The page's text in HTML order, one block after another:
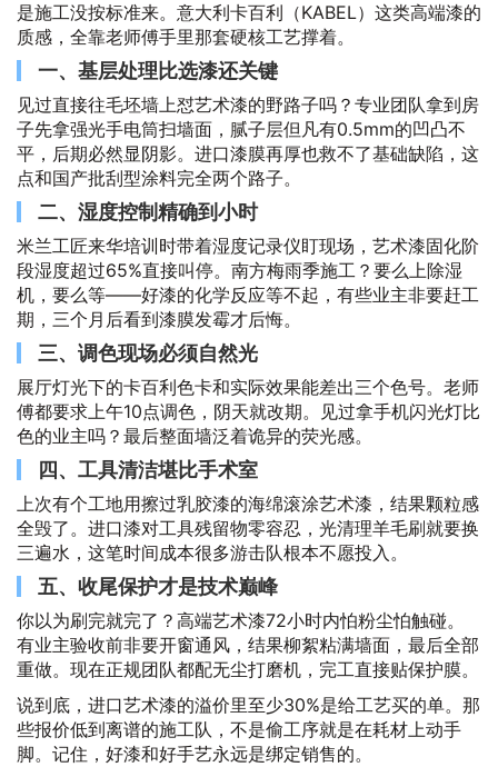
是施工没按标准来。意大利卡百利（KABEL）这类高端漆的
质感，全靠老师傅手里那套硬核工艺撑着。
一、基层处理比选漆还关键
见过直接往毛坯墙上怼艺术漆的野路子吗？专业团队拿到房
子先拿强光手电筒扫墙面，腻子层但凡有0.5mm的凹凸不
平，后期必然显阴影。进口漆膜再厚也救不了基础缺陷，这
点和国产批刮型涂料完全两个路子。
二、湿度控制精确到小时
米兰工匠来华培训时带着湿度记录仪盯现场，艺术漆固化阶
段湿度超过65%直接叫停。南方梅雨季施工？要么上除湿
机，要么等——好漆的化学反应等不起，有些业主非要赶工
期，三个月后看到漆膜发霉才后悔。
三、调色现场必须自然光
展厅灯光下的卡百利色卡和实际效果能差出三个色号。老师
傅都要求上午10点调色，阴天就改期。见过拿手机闪光灯比
色的业主吗？最后整面墙泛着诡异的荧光感。
四、工具清洁堪比手术室
上次有个工地用擦过乳胶漆的海绵滚涂艺术漆，结果颗粒感
全毁了。进口漆对工具残留物零容忍，光清理羊毛刷就要换
三遍水，这笔时间成本很多游击队根本不愿投入。
五、收尾保护才是技术巅峰
你以为刷完就完了？高端艺术漆72小时内怕粉尘怕触碰。
有业主验收前非要开窗通风，结果柳絮粘满墙面，最后全部
重做。现在正规团队都配无尘打磨机，完工直接贴保护膜。
说到底，进口艺术漆的溢价里至少30%是给工艺买的单。那
些报价低到离谱的施工队，不是偷工序就是在耗材上动手
脚。记住，好漆和好手艺永远是绑定销售的。